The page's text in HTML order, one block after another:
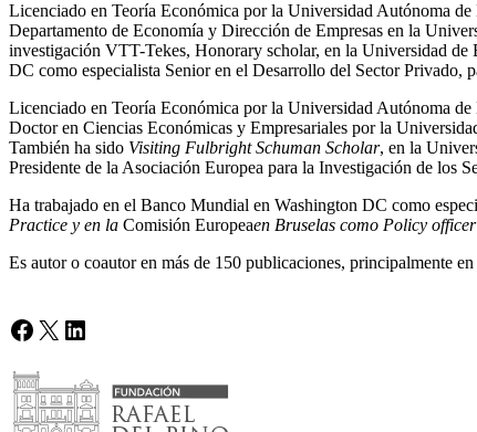
Licenciado en Teoría Económica por la Universidad Autónoma
Departamento de Economía y Dirección de Empresas en la
investigación VTT-Tekes, Honorary scholar, en la Universidad
DC como especialista Senior en el Desarrollo del Sector
Licenciado en Teoría Económica por la Universidad Autónoma
Doctor en Ciencias Económicas y Empresariales por la
También ha sido Visiting Fulbright Schuman Scholar, en la
Presidente de la Asociación Europea para la Investigación de los
Ha trabajado en el Banco Mundial en Washington DC como
Practice y en la Comisión Europeaen Bruselas como Policy
Es autor o coautor en más de 150 publicaciones, principalmente
Facebook
X LinkedIn